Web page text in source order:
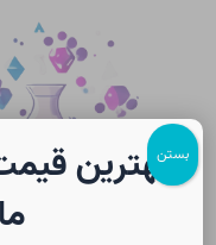
بهترینبستن